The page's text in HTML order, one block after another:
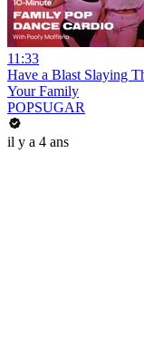
11:33
Have a Blast Slaying
Your Family
POPSUGAR
il y a 4 ans